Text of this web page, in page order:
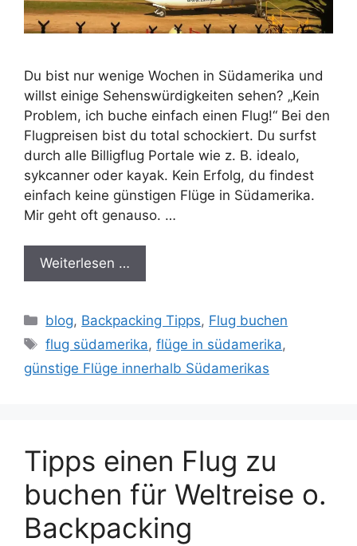
Du bist nur wenige Wochen in Südamerika und
willst einige Sehenswürdigkeiten sehen? „Kein
Problem, ich buche einfach einen Flug!“ Bei den
Flugpreisen bist du total schockiert. Du surfst
durch alle Billigflug Portale wie z. B. idealo,
sykcanner oder kayak. Kein Erfolg, du findest
einfach keine günstigen Flüge in Südamerika.
Mir geht oft genauso. …
Weiterlesen …
Kategorien
blog, Backpacking Tipps, Flug buchen
Schlagwörter
flug südamerika,flüge in südamerika,
günstige Flüge innerhalb Südamerikas
Tipps einen Flug zu
buchen für Weltreise o.
Backpacking